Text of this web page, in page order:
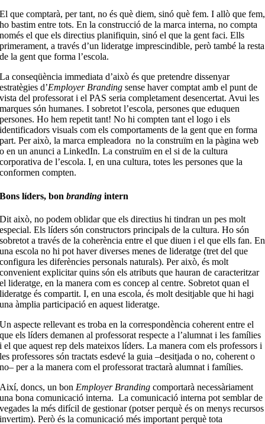
El que comptarà, per tant, no és què diem, sinó què fem. I allò que fem,
ho bastim entre tots. En la construcció de la marca interna, no compta
només el que els directius planifiquin, sinó el que la gent faci. Ells
primerament, a través d’un lideratge imprescindible, però també la resta
de la gent que forma l’escola.
La conseqüència immediata d’això és que pretendre dissenyar
estratègies d’Employer Branding sense haver comptat amb el punt de
vista del professorat i el PAS seria completament desencertat. Avui les
marques són humanes. I sobretot l’escola, persones que eduquen
persones. Ho hem repetit tant! No hi compten tant el logo i els
identificadors visuals com els comportaments de la gent que en forma
part. Per això, la marca empleadora no la construïm en la pàgina web
o en un anunci a LinkedIn. La construïm en el si de la cultura
corporativa de l’escola. I, en una cultura, totes les persones que la
conformen compten.
Bons líders, bonbrandingintern
Dit això, no podem oblidar que els directius hi tindran un pes molt
especial. Els líders són constructors principals de la cultura. Ho són
sobretot a través de la coherència entre el que diuen i el que ells fan. En
una escola no hi pot haver diverses menes de lideratge (tret del que
configura les diferències personals naturals). Per això, és molt
convenient explicitar quins són els atributs que hauran de caracteritzar
el lideratge, en la manera com es concep al centre. Sobretot quan el
lideratge és compartit. I, en una escola, és molt desitjable que hi hagi
una àmplia participació en aquest lideratge.
Un aspecte rellevant es troba en la correspondència coherent entre el
que els líders demanen al professorat respecte a l’alumnat i les famílies
i el que aquest rep dels mateixos líders. La manera com els professors i
les professores són tractats esdevé la guia –desitjada o no, coherent o
no– per a la manera com el professorat tractarà alumnat i famílies.
Així, doncs, un bon Employer Branding comportarà necessàriament
una bona comunicació interna. La comunicació interna pot semblar de
vegades la més difícil de gestionar (potser perquè és on menys recursos
invertim). Però és la comunicació més important perquè tota